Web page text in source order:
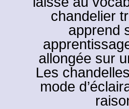
chandelier
apprend
allongée sur
Les
mode